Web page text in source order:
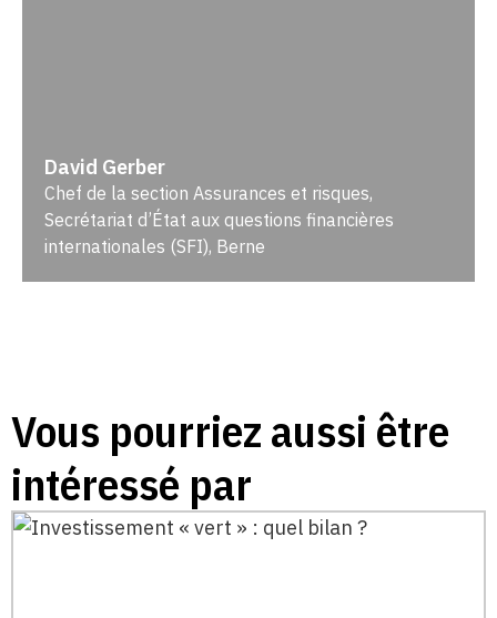
David Gerber
Chef de la section Assurances et risques,
Secrétariat d’État aux questions financières
internationales (SFI), Berne
Vous pourriez aussi être
intéressé par